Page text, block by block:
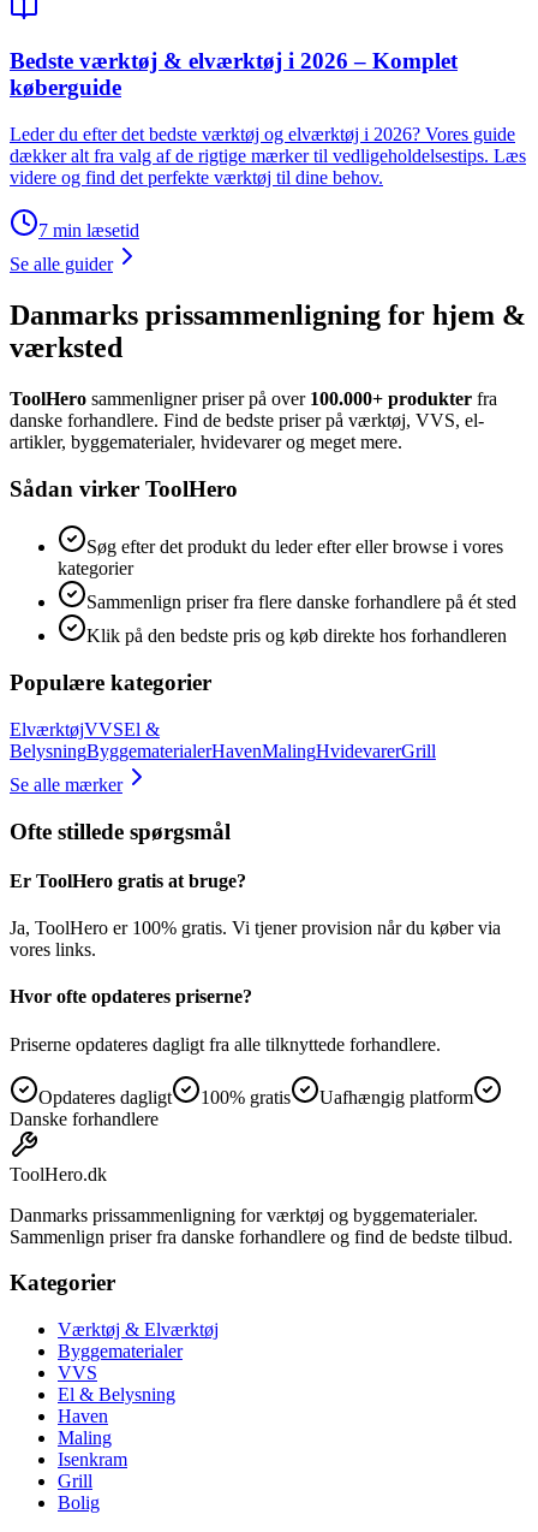
Bedste værktøj & elværktøj i 2026 – Komplet
køberguide
Leder du efter det bedste værktøj og elværktøj i 2026? Vores guide
dækker alt fra valg af de rigtige mærker til vedligeholdelsestips. Læs
videre og find det perfekte værktøj til dine behov.
7 min læsetid
Se alle guider
Danmarks prissammenligning for hjem &
værksted
ToolHero sammenligner priser på over 100.000+ produkter fra
danske forhandlere. Find de bedste priser på værktøj, VVS, el-
artikler, byggematerialer, hvidevarer og meget mere.
Sådan virker ToolHero
Søg efter det produkt du leder efter eller browse i vores
kategorier
Sammenlign priser fra flere danske forhandlere på ét sted
Klik på den bedste pris og køb direkte hos forhandleren
Populære kategorier
ElværktøjVVSEl &
BelysningByggematerialerHavenMalingHvidevarerGrill
Se alle mærker
Ofte stillede spørgsmål
Er ToolHero gratis at bruge?
Ja, ToolHero er 100% gratis. Vi tjener provision når du køber via
vores links.
Hvor ofte opdateres priserne?
Priserne opdateres dagligt fra alle tilknyttede forhandlere.
Opdateres dagligt 100% gratis
Uafhængig platform
Danske forhandlere
ToolHero.dk
Danmarks prissammenligning for værktøj og byggematerialer.
Sammenlign priser fra danske forhandlere og find de bedste tilbud.
Kategorier
Værktøj & Elværktøj
Byggematerialer
VVS
El & Belysning
Haven
Maling
Isenkram
Grill
Bolig